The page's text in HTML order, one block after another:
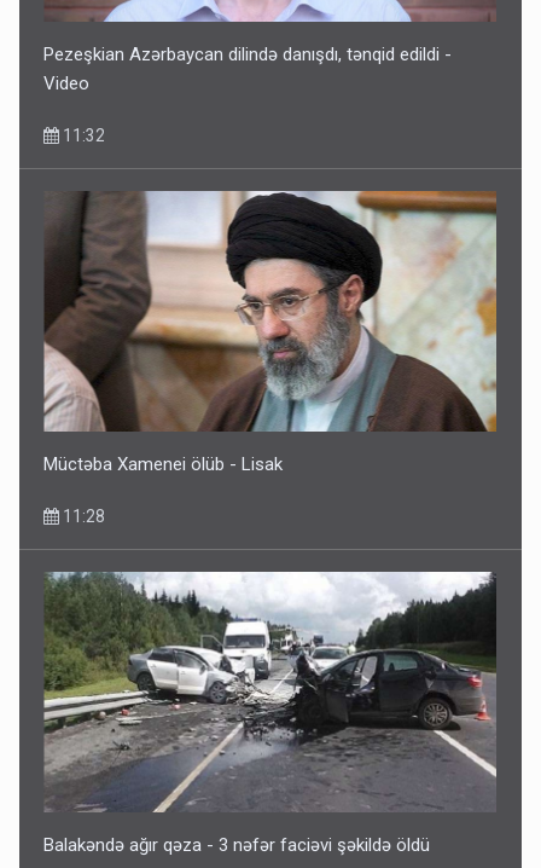
Pezeşkian Azərbaycan dilində danışdı, tənqid edildi -
Video
11:32
Müctəba Xamenei ölüb - Lisak
11:28
Balakəndə ağır qəza - 3 nəfər faciəvi şəkildə öldü